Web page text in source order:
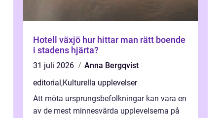
Hotell växjö hur hittar man rätt boende
i stadens hjärta?
31 juli 2026
Anna Bergqvist
editorial,Kulturella upplevelser
Att möta ursprungsbefolkningar kan vara en
av de mest minnesvärda upplevelserna på